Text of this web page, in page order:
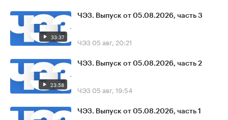
33:37
ЧЭЗ. Выпуск от 05.08.2026, часть 3
ЧЭЗ 05 авг, 20:21
23:58
ЧЭЗ. Выпуск от 05.08.2026, часть 2
ЧЭЗ 05 авг, 19:54
ЧЭЗ. Выпуск от 05.08.2026, часть 1